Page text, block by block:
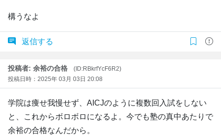
構うなよ
返信する
投稿者: 余裕の合格
(ID:RBkrfYcF6R2)
投稿日時：2025年 03月 03日 20:08
学院は痩せ我慢せず、AICJのように複数回入試をしない
と、これからボロボロになるよ。今でも塾の真中あたりで
余裕の合格なんだから。